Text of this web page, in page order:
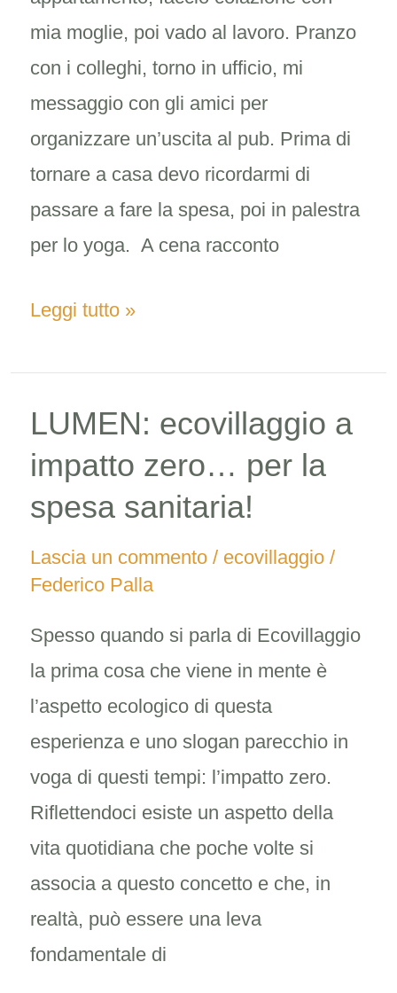
mia moglie, poi vado al lavoro. Pranzo
con i colleghi, torno in ufficio, mi
messaggio con gli amici per
organizzare un’uscita al pub. Prima di
tornare a casa devo ricordarmi di
passare a fare la spesa, poi in palestra
per lo yoga. A cena racconto
Leggi tutto »
LUMEN: ecovillaggio a
impatto zero… per la
spesa sanitaria!
Lascia un commento / ecovillaggio/
Federico Palla
Spesso quando si parla di Ecovillaggio
la prima cosa che viene in mente è
l’aspetto ecologico di questa
esperienza e uno slogan parecchio in
voga di questi tempi: l’impatto zero.
Riflettendoci esiste un aspetto della
vita quotidiana che poche volte si
associa a questo concetto e che, in
realtà, può essere una leva
fondamentale di
LUMEN:
ecovillaggio
impatto
zero…
per
la
spesa
sanitaria!